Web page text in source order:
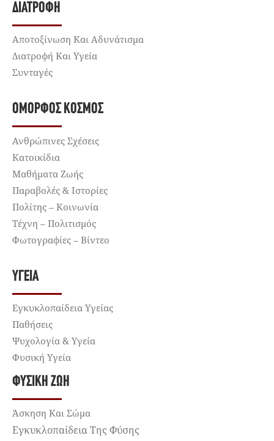
ΔΙΑΤΡΟΦΉ
Αποτοξίνωση Και Αδυνάτισμα
Διατροφή Και Υγεία
Συνταγές
ΌΜΟΡΦΟΣ ΚΌΣΜΟΣ
Ανθρώπινες Σχέσεις
Κατοικίδια
Μαθήματα Ζωής
Παραβολές & Ιστορίες
Πολίτης – Κοινωνία
Τέχνη – Πολιτισμός
Φωτογραφίες – Βίντεο
ΥΓΕΊΑ
Εγκυκλοπαίδεια Υγείας
Παθήσεις
Ψυχολογία & Υγεία
Φυσική Υγεία
ΦΥΣΙΚΉ ΖΩΉ
Άσκηση Και Σώμα
Εγκυκλοπαίδεια Της Φύσης